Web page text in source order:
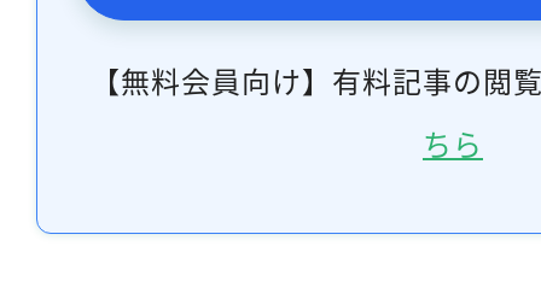
【無料会員向け】有料記事の閲
ちら